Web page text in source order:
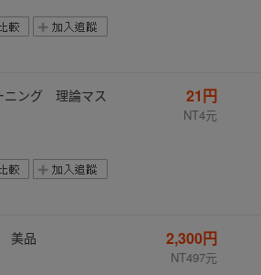
ング 理論マス
21円
NT4元
美品 2,300円
NT497元